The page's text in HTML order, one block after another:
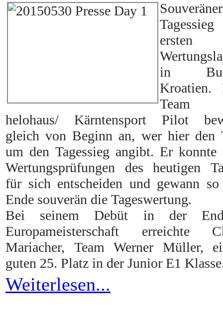
Souveräner
ersten
in
Kroatien.
Team
helohaus/ Kärntensport Pilot
gleich von Beginn an, wer hier den
um den Tagessieg angibt. Er konnte
Wertungsprüfungen des heutigen
für sich entscheiden und gewann
Ende souverän die Tageswertung.
Bei seinem Debüt in der
Europameisterschaft erreichte
Mariacher, Team Werner Müller,
guten 25. Platz in der Junior E1
Weiterlesen...